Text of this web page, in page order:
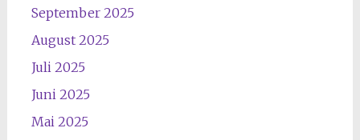
September 2025
August 2025
Juli 2025
Juni 2025
Mai 2025